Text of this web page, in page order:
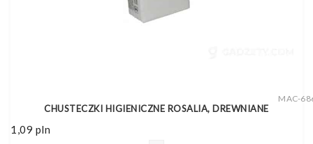
MAC-
CHUSTECZKI HIGIENICZNE ROSALIA, DREWNIANE
1,09 pln